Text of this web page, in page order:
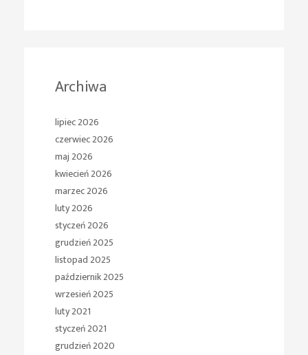
Archiwa
lipiec 2026
czerwiec 2026
maj 2026
kwiecień 2026
marzec 2026
luty 2026
styczeń 2026
grudzień 2025
listopad 2025
październik 2025
wrzesień 2025
luty 2021
styczeń 2021
grudzień 2020